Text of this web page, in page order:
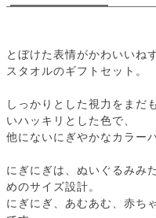
とぼけた表情がかわいいね
スタオルのギフトセット。
しっかりとした視力をまだ
いハッキリとした色で、
他にないにぎやかなカラー
にぎにぎは、ぬいぐるみみ
めのサイズ設計。
にぎにぎ、あむあむ、赤ち